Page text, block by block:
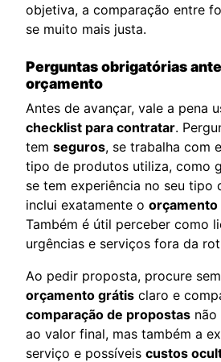
objetiva, a comparação entre
se muito mais justa.
Perguntas obrigatórias
orçamento
Antes de avançar, vale a pena
checklist para contratar.
tem seguros, se trabalha com
tipo de produtos utiliza, como
se tem experiência no seu tipo
inclui exatamente o orçamento
Também é útil perceber como
urgências e serviços fora da
Ao pedir proposta, procure
orçamento grátis claro e
comparação de propostas não
ao valor final, mas também a
serviço e possíveis custos